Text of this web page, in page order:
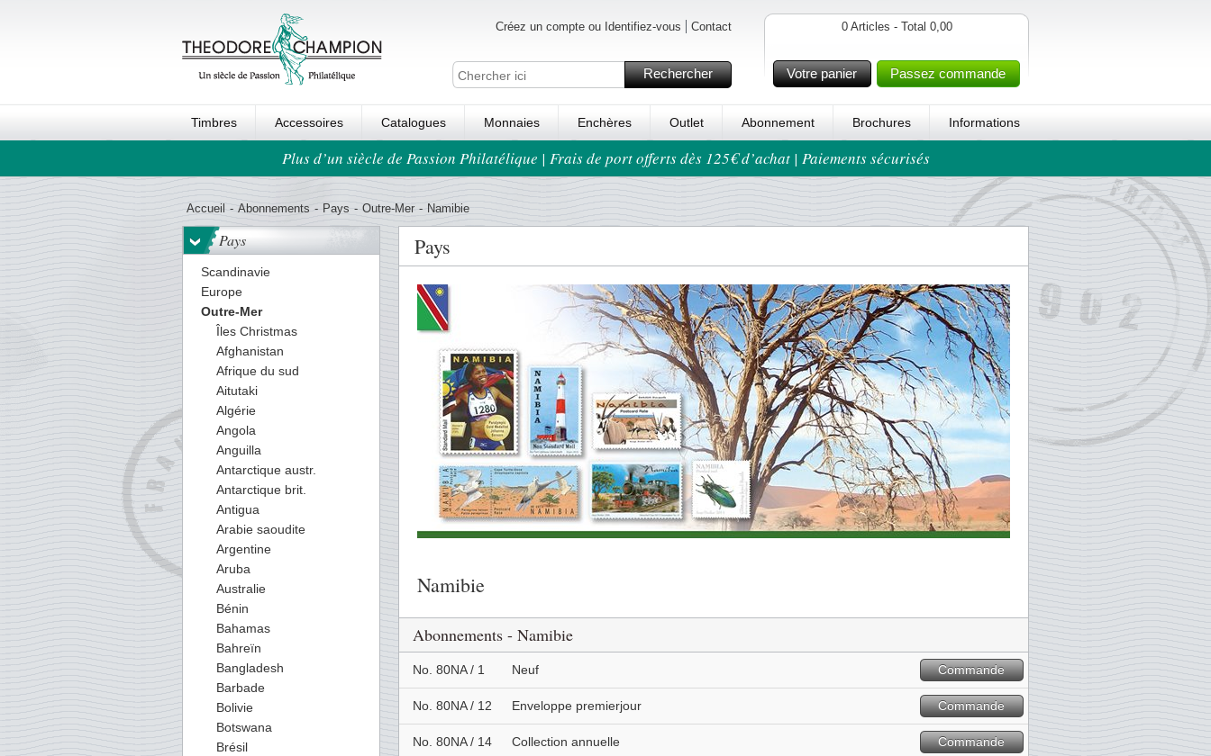
Créez un compte ou Identifiez-vous Contact
Rechercher
0 Articles - Total 0,00
Votre panier Passez commande
Timbres Accessoires Catalogues Monnaies Enchères Outlet Abonnement Brochures Informations
Ordre au panierPlus d’un siècle de Passion Philatélique | Frais de port offerts dès 125€ d’achat | Paiements sécurisés
Accueil - Abonnements - Pays - Outre-Mer - Namibie
Pays
Scandinavie
Europe
Outre-Mer
Îles Christmas
Afghanistan
Afrique du sud
Aitutaki
Algérie
Angola
Anguilla
Antarctique austr.
Antarctique brit.
Antigua
Arabie saoudite
Argentine
Aruba
Australie
Bénin
Bahamas
Bahreïn
Bangladesh
Barbade
Bolivie
Botswana
Brésil
Pays
Namibie
Abonnements - Namibie
No. 80NA / 1 Neuf Commande
No. 80NA / 12 Enveloppe premierjour Commande
No. 80NA / 14 Collection annuelle Commande